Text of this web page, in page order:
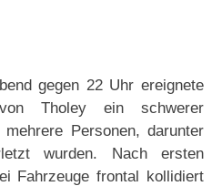
gegen 22 Uhr ereignete
Tholey ein schwerer
Personen, darunter
wurden. Nach ersten
Fahrzeuge frontal kollidiert